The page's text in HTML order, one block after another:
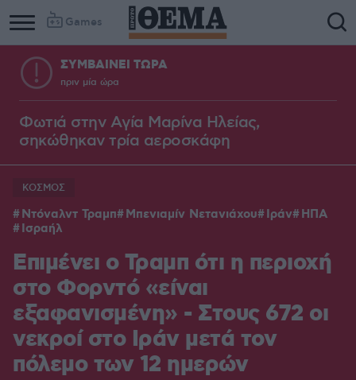
Games
ΣΥΜΒΑΙΝΕΙ ΤΩΡΑ
πριν μία ώρα
Φωτιά στην Aγία Μαρίνα Ηλείας,
σηκώθηκαν τρία αεροσκάφη
ΚΟΣΜΟΣ
Ντόναλντ Τραμπ Μπενιαμίν Νετανιάχου Ιράν ΗΠΑ
Ισραήλ
Επιμένει ο Τραμπ ότι η περιοχή
στο Φορντό «είναι
εξαφανισμένη» - Στους 672 οι
νεκροί στο Ιράν μετά τον
πόλεμο των 12 ημερών